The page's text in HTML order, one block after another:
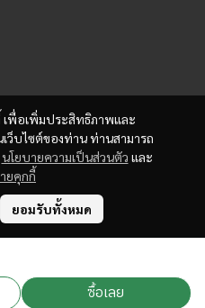
ซื้อเลย
เพื่อเพิ่มประสิทธิภาพและ
ว็บไซต์ของท่าน ท่านสามารถ
นโยบายความเป็นส่วนตัว และ
ยคุกกี้
ยอมรับทั้งหมด
Center